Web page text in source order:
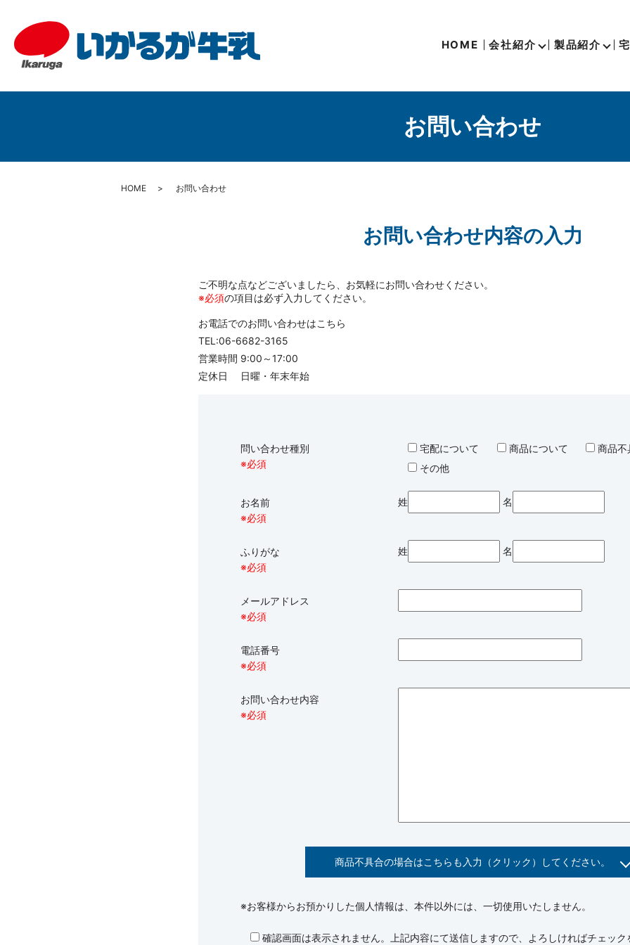
HOME 会社紹介 製品紹介
お問い合わせ
HOME お問い合わせ
お問い合わせ内容の入力
ご不明な点などございましたら、お気軽にお問い合わせください。
※必須の項目は必ず入力してください。
お電話でのお問い合わせはこちら
TEL:06-6682-3165
営業時間 9:00～17:00
定休日 日曜・年末年始
問い合わせ種別
※必須
宅配について 商品について
商品不
その他
お名前
※必須
姓 名
ふりがな
※必須
姓 名
メールアドレス
※必須
電話番号
※必須
お問い合わせ内容
※必須
商品不具合の場合はこちらも入力（クリック）してください。
※お客様からお預かりした個人情報は、本件以外には、一切使用いたしません。
確認画面は表示されません。上記内容にて送信しますので、よろしければチェック